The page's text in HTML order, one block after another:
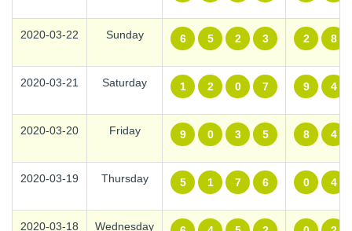
2020-03-22 Sunday 6 5 2 3 2 8
2020-03-21 Saturday 1 2 0 7 9 4
2020-03-20 Friday 9 0 3 5 8 4
2020-03-19 Thursday 5 1 7 6 0 4
2020-03-18 Wednesday